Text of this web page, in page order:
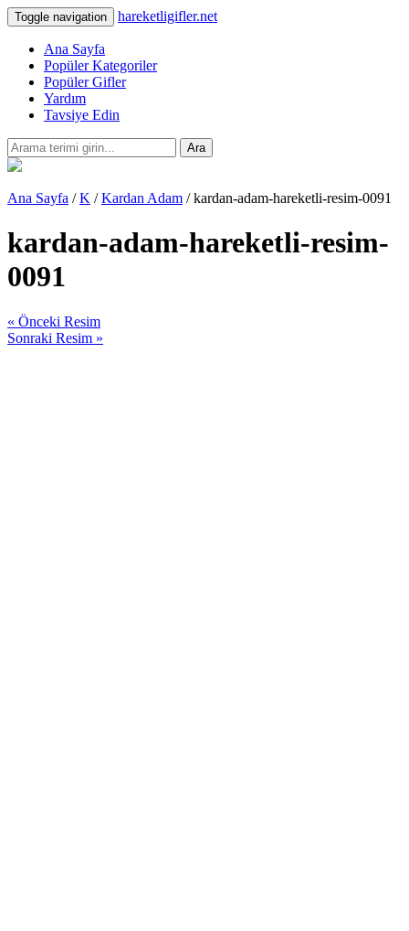
Toggle navigation hareketligifler.net
Ana Sayfa
Popüler Kategoriler
Popüler Gifler
Yardım
Tavsiye Edin
Ara
Ana Sayfa /K /Kardan Adam / kardan-adam-hareketli-resim-0091
kardan-adam-hareketli-resim-
0091
« Önceki Resim
Sonraki Resim »